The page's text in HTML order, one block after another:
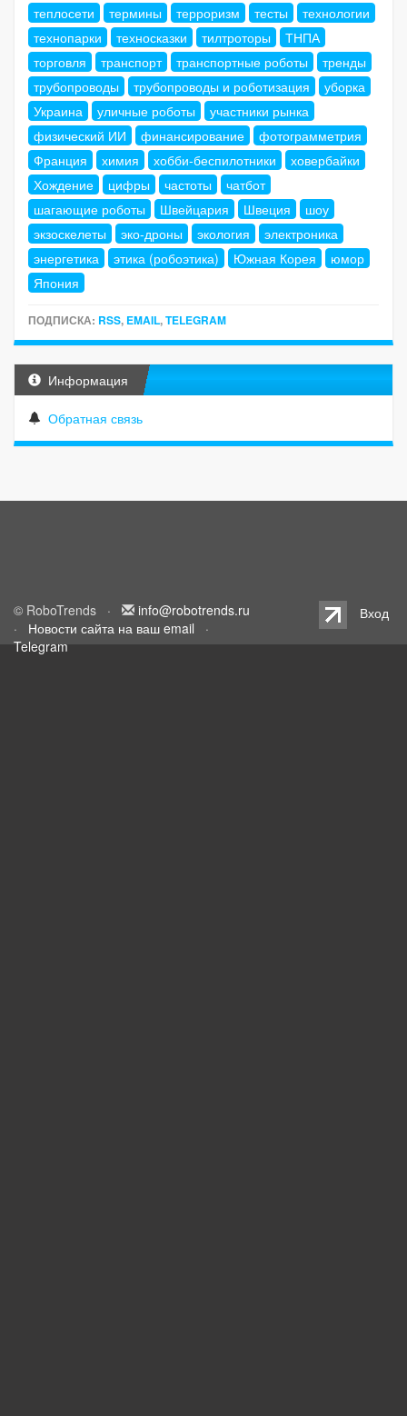
теплосети термины терроризм тесты
технологии
технопарки
техносказки тилтроторы
ТНПА
торговля
транспорт транспортные роботы
тренды
трубопроводы
трубопроводы и роботизация
уборка
Украина
уличные роботы
участники рынка
физический ИИ
финансирование
фотограмметрия
Франция
химия хобби-беспилотники
ховербайки
Хождение
цифры частоты
чатбот
шагающие роботы
Швейцария Швеция
шоу
экзоскелеты
эко-дроны экология
электроника
энергетика
этика (робоэтика) Южная Корея
юмор
Япония
ПОДПИСКА: RSS, EMAIL,TELEGRAM
Информация
Обратная связь
© RoboTrends ·
info@robotrends.ru
· Новости сайта на ваш email ·
Telegram
Вход